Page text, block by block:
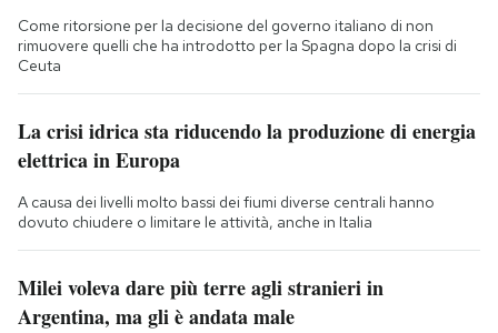
Come ritorsione per la decisione del governo italiano di non
rimuovere quelli che ha introdotto per la Spagna dopo la crisi di
Ceuta
La crisi idrica sta riducendo la produzione di energia
elettrica in Europa
A causa dei livelli molto bassi dei fiumi diverse centrali hanno
dovuto chiudere o limitare le attività, anche in Italia
Milei voleva dare più terre agli stranieri in
Argentina, ma gli è andata male